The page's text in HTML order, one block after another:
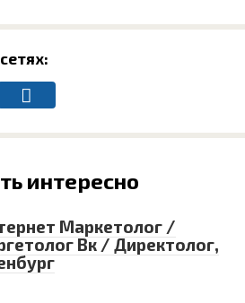
интересно
Маркетолог /
Вк / Директолог,